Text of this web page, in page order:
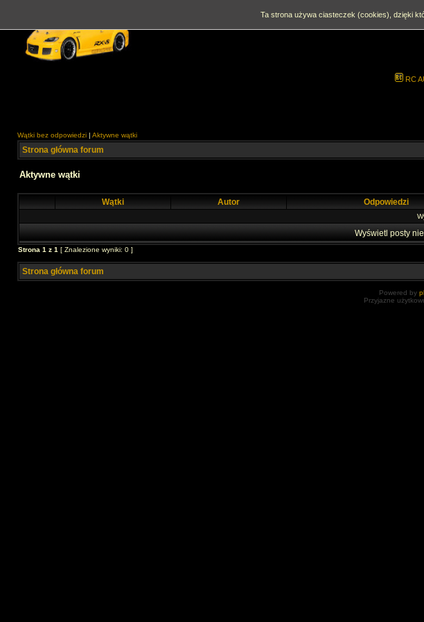
RC
Wątki bez odpowiedzi | Aktywne wątki
Strona główna forum
Aktywne wątki
Wątki Autor Odpowiedzi
Wyświetl posty
Strona 1 z 1 [ Znalezione wyniki: 0 ]
Strona główna forum
Powered by
Przyjazne
Ta strona używa ciasteczek (cookies), dzięki